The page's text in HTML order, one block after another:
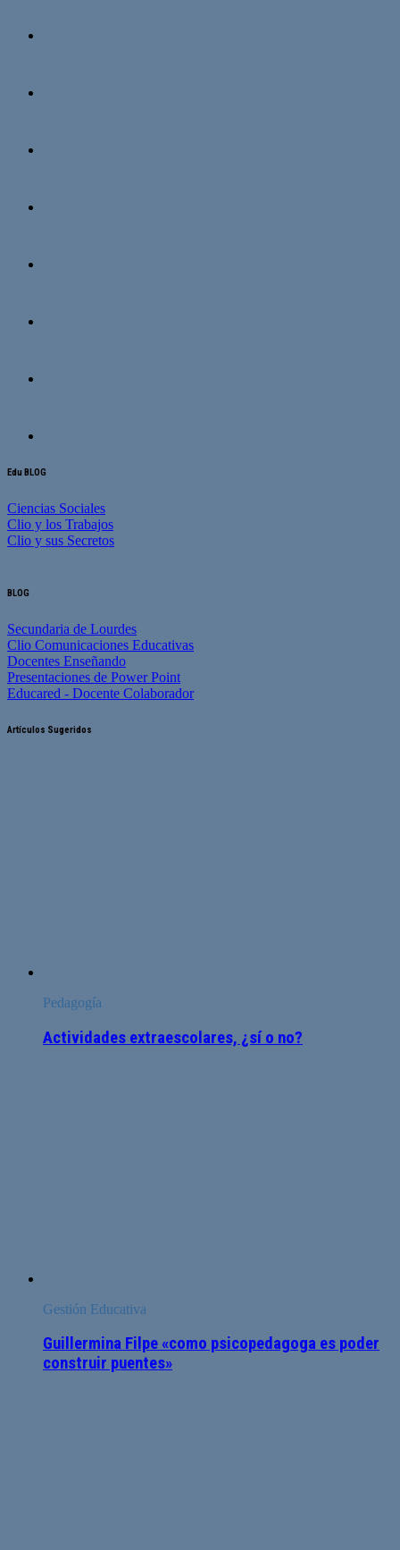
Edu BLOG
Ciencias Sociales
Clio y los Trabajos
Clio y sus Secretos
BLOG
Secundaria de Lourdes
Clio Comunicaciones Educativas
Docentes Enseñando
Presentaciones de Power Point
Educared - Docente Colaborador
Artículos Sugeridos
Pedagogía
Actividades extraescolares, ¿sí o no?
Gestión Educativa
Guillermina Filpe «como psicopedagoga es poder
construir puentes»